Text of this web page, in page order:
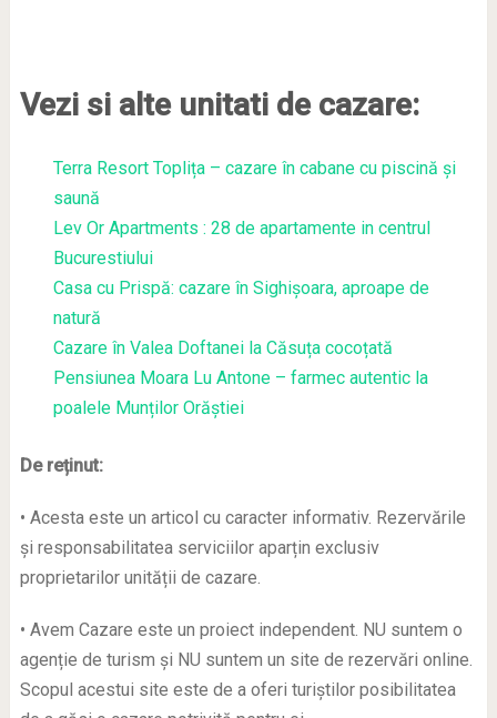
Vezi si alte unitati de cazare:
Terra Resort Toplița – cazare în cabane cu piscină și
saună
Lev Or Apartments : 28 de apartamente in centrul
Bucurestiului
Casa cu Prispă: cazare în Sighișoara, aproape de
natură
Cazare în Valea Doftanei la Căsuța cocoțată
Pensiunea Moara Lu Antone – farmec autentic la
poalele Munților Orăștiei
De reținut:
• Acesta este un articol cu caracter informativ. Rezervările
și responsabilitatea serviciilor aparțin exclusiv
proprietarilor unității de cazare.
• Avem Cazare este un proiect independent. NU suntem o
agenție de turism și NU suntem un site de rezervări online.
Scopul acestui site este de a oferi turiștilor posibilitatea